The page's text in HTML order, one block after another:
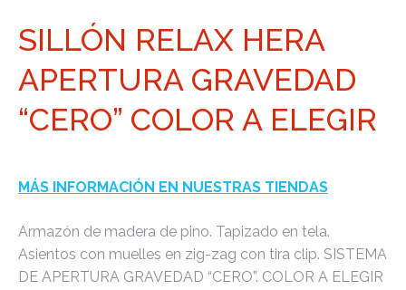
SILLÓN RELAX HERA
APERTURA GRAVEDAD
“CERO” COLOR A ELEGIR
MÁS INFORMACIÓN EN NUESTRAS TIENDAS
Armazón de madera de pino. Tapizado en tela.
Asientos con muelles en zig-zag con tira clip. SISTEMA
DE APERTURA GRAVEDAD “CERO”. COLOR A ELEGIR